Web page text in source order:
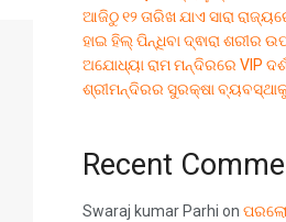
ଆଜିଠୁ ୧୨ ତାରିଖ ଯାଏ ସାରା
ହାଇ ହିଲ୍ ପିନ୍ଧିବା ଦ୍ଵାରା ଶରୀର
ଅଯୋଧ୍ୟା ରାମ ମନ୍ଦିରରେ VIP
ଶ୍ରୀମନ୍ଦିରର ସୁରକ୍ଷା
Recent
Swaraj kumar Parhi on